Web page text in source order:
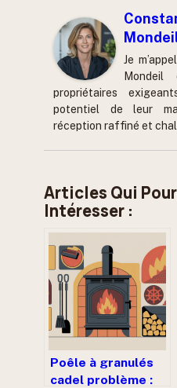
Je
Mondeil
propriétaires
potentiel de leur
réception raffiné et
Articles Qui
Intéresser :
Poêle à granulés
cadel problème :